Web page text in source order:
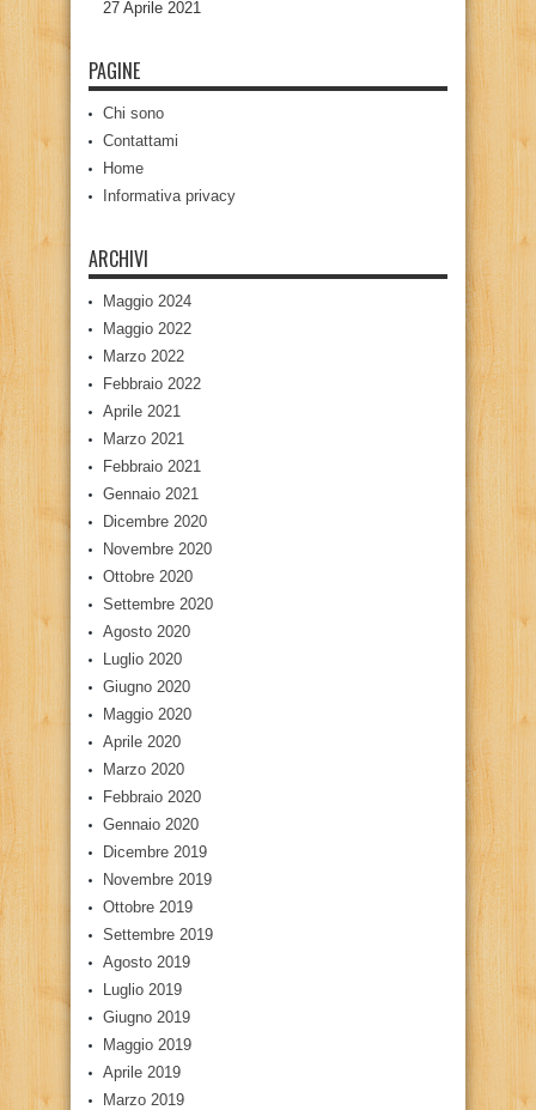
27 Aprile 2021
PAGINE
Chi sono
Contattami
Home
Informativa privacy
ARCHIVI
Maggio 2024
Maggio 2022
Marzo 2022
Febbraio 2022
Aprile 2021
Marzo 2021
Febbraio 2021
Gennaio 2021
Dicembre 2020
Novembre 2020
Ottobre 2020
Settembre 2020
Agosto 2020
Luglio 2020
Giugno 2020
Maggio 2020
Aprile 2020
Marzo 2020
Febbraio 2020
Gennaio 2020
Dicembre 2019
Novembre 2019
Ottobre 2019
Settembre 2019
Agosto 2019
Luglio 2019
Giugno 2019
Maggio 2019
Aprile 2019
Marzo 2019